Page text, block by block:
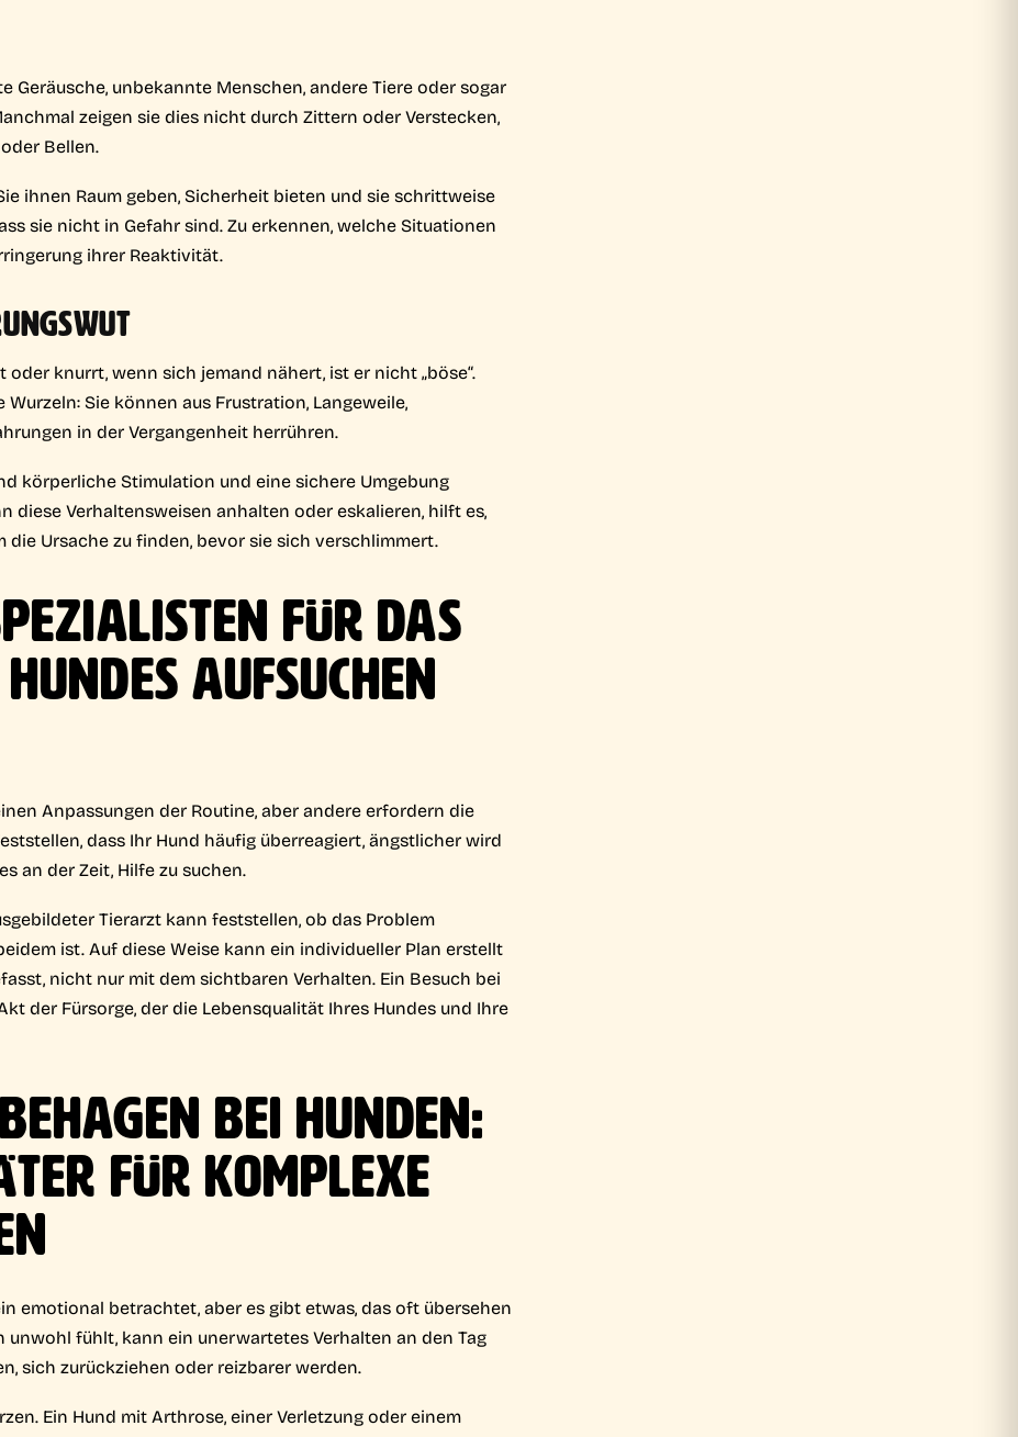
Geräusche, unbekannte Menschen, andere Tiere oder sogar
zeigen sie dies nicht durch Zittern oder Verstecken,
Bellen.
ihnen Raum geben, Sicherheit bieten und sie schrittweise
sie nicht in Gefahr sind. Zu erkennen, welche Situationen
ihrer Reaktivität.
knurrt, wenn sich jemand nähert, ist er nicht „böse“.
Sie können aus Frustration, Langeweile,
in der Vergangenheit herrühren.
körperliche Stimulation und eine sichere Umgebung
diese Verhaltensweisen anhalten oder eskalieren, hilft es,
Ursache zu finden, bevor sie sich verschlimmert.
FÜR DAS
AUFSUCHEN
Anpassungen der Routine, aber andere erfordern die
dass Ihr Hund häufig überreagiert, ängstlicher wird
an der Zeit, Hilfe zu suchen.
Tierarzt kann feststellen, ob das Problem
ist. Auf diese Weise kann ein individueller Plan erstellt
nicht nur mit dem sichtbaren Verhalten. Ein Besuch bei
der Fürsorge, der die Lebensqualität Ihres Hundes und Ihre
BEI HUNDEN:
FÜR KOMPLEXE
emotional betrachtet, aber es gibt etwas, das oft übersehen
unwohl fühlt, kann ein unerwartetes Verhalten an den Tag
sich zurückziehen oder reizbarer werden.
Ein Hund mit Arthrose, einer Verletzung oder einem